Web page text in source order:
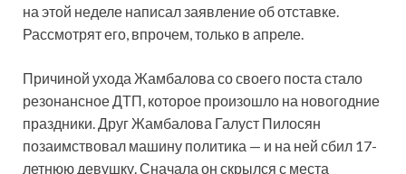
на этой неделе написал заявлениеоб отставке.
Рассмотрят его, впрочем, только в апреле.
Причиной ухода Жамбалова со своего поста стало
резонансное ДТП, которое произошло на новогодние
праздники. Друг Жамбалова Галуст Пилосян
позаимствовал машину политика — и на ней сбил 17-
летнюю девушку. Сначала он скрылся с места